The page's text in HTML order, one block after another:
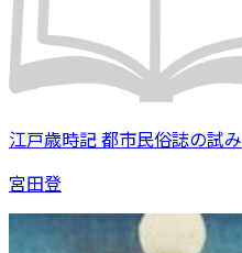
江戸歳時記 都市民俗誌の試み
宮田登